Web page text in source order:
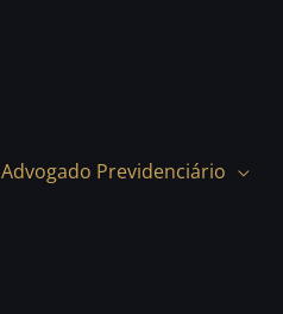
Advogado Previdenciário